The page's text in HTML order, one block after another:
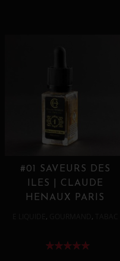
#01 SAVEURS DES
ILES | CLAUDE
HENAUX PARIS
, ,